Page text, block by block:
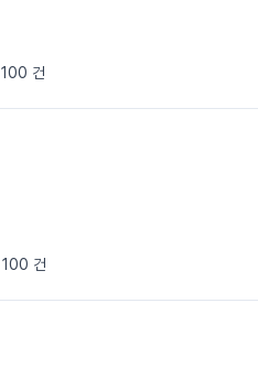
100 건
100 건